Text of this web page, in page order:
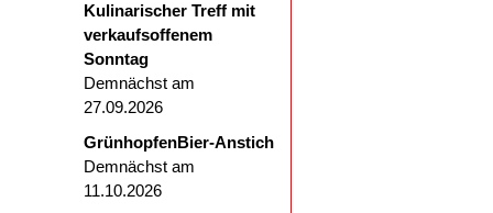
Kulinarischer Treff mit
verkaufsoffenem
Sonntag
Demnächst am
27.09.2026
GrünhopfenBier-Anstich
Demnächst am
11.10.2026